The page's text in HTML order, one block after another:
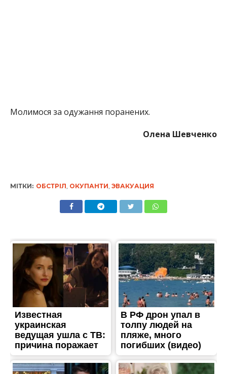
Молимося за одужання поранених.
Олена Шевченко
МІТКИ: ОБСТРІЛ ОКУПАНТИ ЭВАКУАЦИЯ